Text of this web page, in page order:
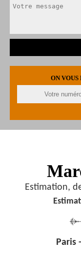
ON
Estimation,
Paris